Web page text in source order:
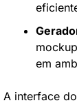
em
A interface